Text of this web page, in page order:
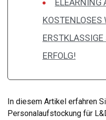
ELEARNING
KOSTENLOSES
ERSTKLASSIGE
ERFOLG!
In diesem Artikel erfahren
Personalaufstockung für